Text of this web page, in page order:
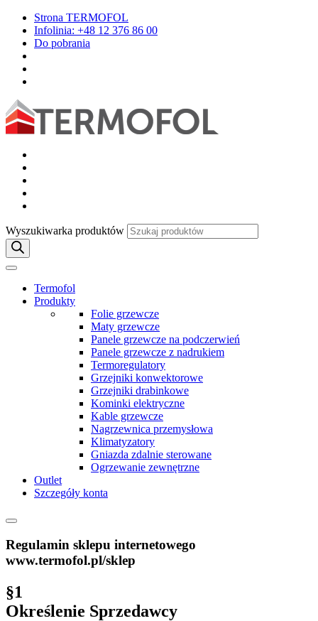
Strona TERMOFOL
Infolinia: +48 12 376 86 00
Do pobrania
Wyszukiwarka produktów
Termofol
Produkty
Folie grzewcze
Maty grzewcze
Panele grzewcze na podczerwień
Panele grzewcze z nadrukiem
Termoregulatory
Grzejniki konwektorowe
Grzejniki drabinkowe
Kominki elektryczne
Kable grzewcze
Nagrzewnica przemysłowa
Klimatyzatory
Gniazda zdalnie sterowane
Ogrzewanie zewnętrzne
Outlet
Szczegóły konta
Regulamin sklepu internetowego
www.termofol.pl/sklep
§1
Określenie Sprzedawcy